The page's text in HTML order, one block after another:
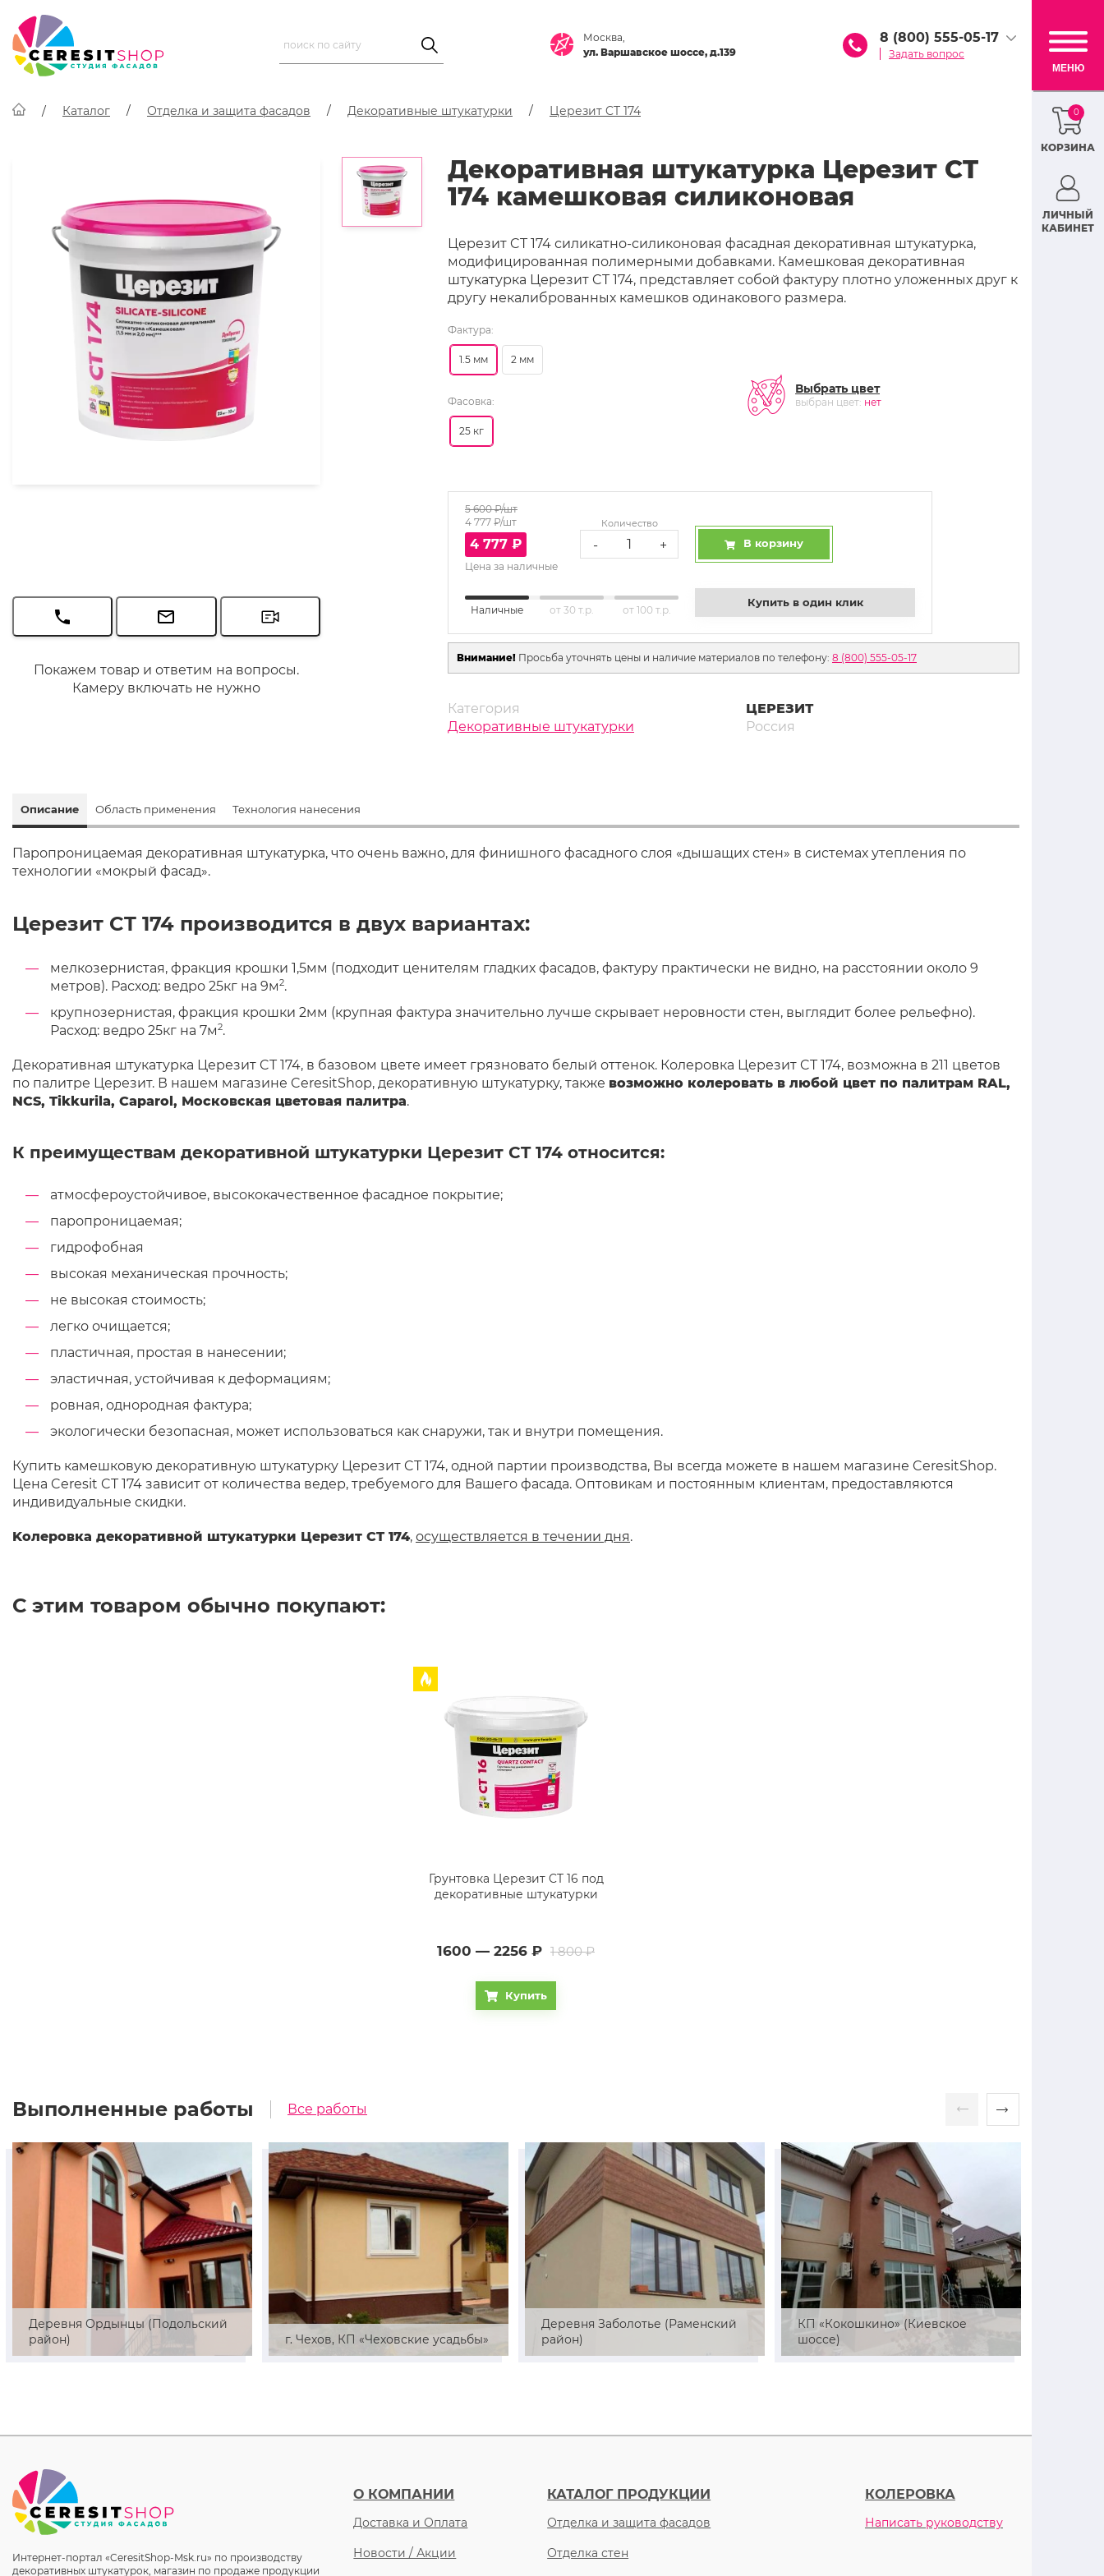
0
КОРЗИНА
ЛИЧНЫЙ
КАБИНЕТ
МЕНЮ
Москва,
ул. Варшавское шоссе, д.139
8 (800) 555-05-17
Задать вопрос
Каталог Отделка и защита фасадов Декоративные штукатурки Церезит CT 174
Покажем товар и ответим на вопросы.
Камеру включать не нужно
Декоративная штукатурка Церезит CT
174 камешковая силиконовая
Церезит CT 174 силикатно-силиконовая фасадная декоративная штукатурка,
модифицированная полимерными добавками. Камешковая декоративная
штукатурка Церезит CT 174, представляет собой фактуру плотно уложенных друг к
другу некалиброванных камешков одинакового размера.
Фактура:
1.5 мм 2 мм
Фасовка:
25 кг
Выбрать цвет
выбран цвет: нет
5 600₽/шт
4 777 ₽/шт
4 777 ₽
Цена за наличные
Наличные от 30 т.р. от 100 т.р.
Количество
- + В корзину
Купить в один клик
Внимание! Просьба уточнять цены и наличие материалов по телефону: 8 (800) 555-05-17
Категория
Декоративные штукатурки
ЦЕРЕЗИТ
Россия
Описание Область применения Технология нанесения
Паропроницаемая декоративная штукатурка, что очень важно, для финишного фасадного слоя «дышащих стен» в системах утепления по
технологии «мокрый фасад».
Церезит CT 174 производится в двух вариантах:
мелкозернистая, фракция крошки 1,5мм (подходит ценителям гладких фасадов, фактуру практически не видно, на расстоянии около 9
метров). Расход: ведро 25кг на 9м2.
крупнозернистая, фракция крошки 2мм (крупная фактура значительно лучше скрывает неровности стен, выглядит более рельефно).
Расход: ведро 25кг на 7м2.
Декоративная штукатурка Церезит CT 174, в базовом цвете имеет грязновато белый оттенок. Колеровка Церезит CT 174, возможна в 211 цветов
по палитре Церезит. В нашем магазине CeresitShop, декоративную штукатурку, также возможно колеровать в любой цвет по палитрам RAL,
NCS, Tikkurila, Caparol, Московская цветовая палитра.
К преимуществам декоративной штукатурки Церезит CT 174 относится:
атмосфероустойчивое, высококачественное фасадное покрытие;
паропроницаемая;
гидрофобная
высокая механическая прочность;
не высокая стоимость;
легко очищается;
пластичная, простая в нанесении;
эластичная, устойчивая к деформациям;
ровная, однородная фактура;
экологически безопасная, может использоваться как снаружи, так и внутри помещения.
Купить камешковую декоративную штукатурку Церезит CT 174, одной партии производства, Вы всегда можете в нашем магазине CeresitShop.
Цена Ceresit CT 174 зависит от количества ведер, требуемого для Вашего фасада. Оптовикам и постоянным клиентам, предоставляются
индивидуальные скидки.
Kолеровка декоративной штукатурки Церезит CT 174, осуществляется в течении дня.
С этим товаром обычно покупают:
Грунтовка Церезит CT 16 под
декоративные штукатурки
1600 — 2256 ₽ 1 800 ₽
Купить
Выполненные работы Все работы
Деревня Ордынцы (Подольский
район)
г. Чехов, КП «Чеховские усадьбы»
Деревня Заболотье (Раменский
район)
КП «Кокошкино» (Киевское
шоссе)
Интернет-портал «CeresitShop-Msk.ru» по производству
декоративных штукатурок, магазин по продаже продукции
О КОМПАНИИ
Доставка и Оплата
Новости / Акции
КАТАЛОГ ПРОДУКЦИИ
Отделка и защита фасадов
Отделка стен
КОЛЕРОВКА
Написать руководству